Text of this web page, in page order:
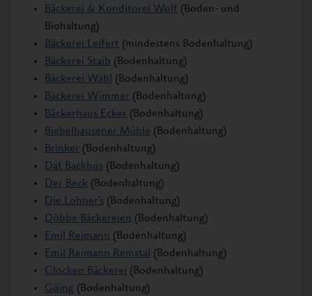
Bäckerei & Konditorei Wolf (Boden- und
Biohaltung)
Bäckerei Leifert (mindestens Bodenhaltung)
Bäckerei Staib (Bodenhaltung)
Bäckerei Wahl
(Bodenhaltung)
Bäckerei Wimmer (Bodenhaltung)
Bäckerhaus Ecker (Bodenhaltung)
Biebelhausener Mühle (Bodenhaltung)
Brinker (Bodenhaltung)
Dat Backhus (Bodenhaltung)
Der Beck (Bodenhaltung)
Die Lohner’s (Bodenhaltung)
Döbbe Bäckereien (Bodenhaltung)
Emil Reimann (Bodenhaltung)
Emil Reimann Remstal
(Bodenhaltung)
Glocken Bäckerei (Bodenhaltung)
Göing (Bodenhaltung)